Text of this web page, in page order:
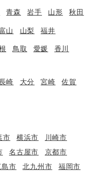
青森 岩手 山形 秋田
山 山梨 福井
鳥取 愛媛
香川
崎 大分 宮崎
佐賀
市 横浜市
川崎市
名古屋市
京都市
島市 北九州市
福岡市